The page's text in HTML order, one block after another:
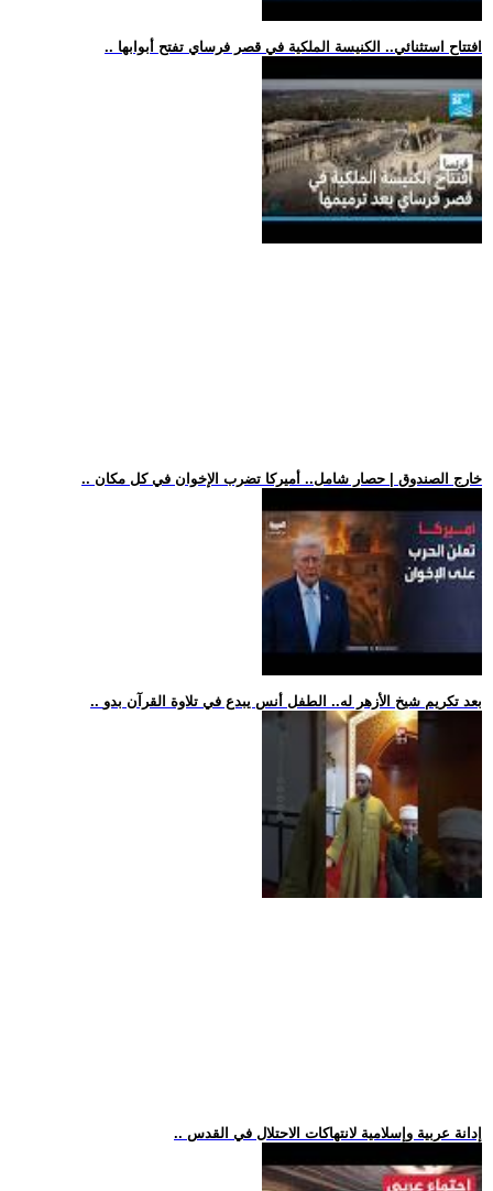
.. افتتاح استثنائي.. الكنيسة الملكية في قصر فرساي تفتح أبوابها
.. خارج الصندوق | حصار شامل.. أميركا تضرب الإخوان في كل مكان
.. بعد تكريم شيخ الأزهر له.. الطفل أنس يبدع في تلاوة القرآن بدو
.. إدانة عربية وإسلامية لانتهاكات الاحتلال في القدس